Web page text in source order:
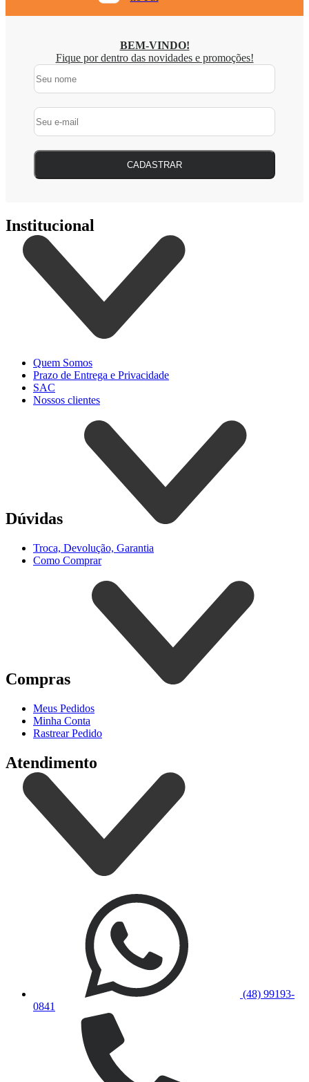
BEM-VINDO!
Fique por dentro das novidades e promoções!
CADASTRAR
Institucional
Quem Somos
Prazo de Entrega e Privacidade
SAC
Nossos clientes
Dúvidas
Troca, Devolução, Garantia
Como Comprar
Compras
Meus Pedidos
Minha Conta
Rastrear Pedido
Atendimento
(48) 99193-
0841